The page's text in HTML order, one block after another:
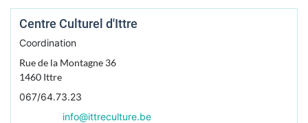
Centre Culturel d'Ittre
Coordination
Rue de la Montagne 36
1460 Ittre
067/64.73.23
info@ittreculture.be